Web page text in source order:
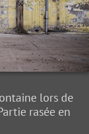
lors de
rasée en